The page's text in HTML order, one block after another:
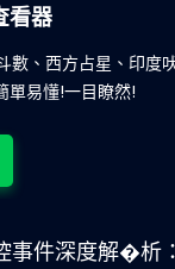
器
合，提高中獎率
事件深度解�析